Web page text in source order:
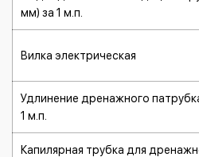
мм) за 1 м.п.
Вилка электрическая
Удлинение дренажного
1 м.п.
Капилярная трубка для